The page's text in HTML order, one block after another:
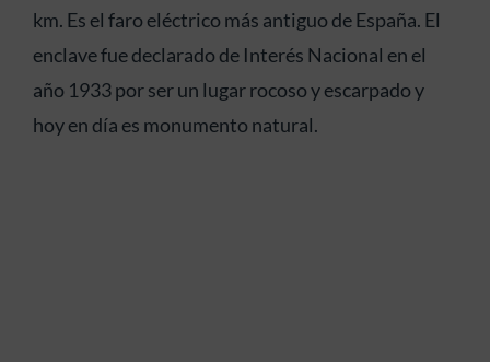
km. Es el faro eléctrico más antiguo de España. El
enclave fue declarado de Interés Nacional en el
año 1933 por ser un lugar rocoso y escarpado y
hoy en día es monumento natural.